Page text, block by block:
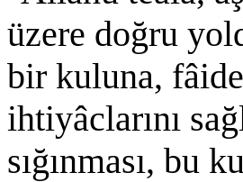
üzere doğru
bir kuluna,
ihtiyâclarını
sığınması, bu